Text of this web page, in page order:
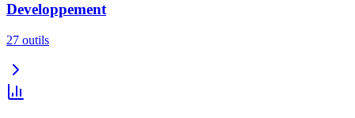
Developpement
27 outils